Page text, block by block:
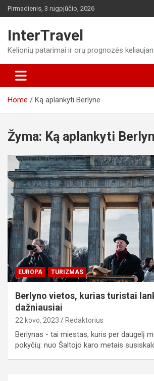
Skip
to
Pirmadienis, 3 rugpjūčio, 2026
InterTravel
Kelionių patarimai ir orų prognozės
Home Ką aplankyti Berlyne
Žyma: Ką aplankyti
EUROPA TURIZMAS
Berlyno vietos, kurias turistai
dažniausiai
22 kovo, 2023 Redaktorius
Berlynas - tai miestas, kuris per daugelį
pokyčių: nuo Šaltojo karo metais